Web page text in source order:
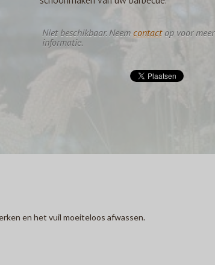
Niet beschikbaar. Neem contactop voor meer
informatie.
en het vuil moeiteloos afwassen.